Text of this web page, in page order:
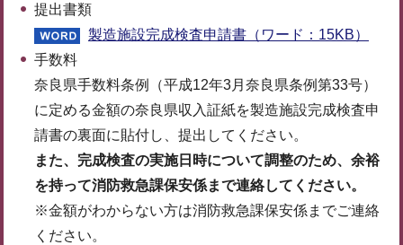
提出書類
製造施設完成検査申請書（ワード：15KB）
手数料
奈良県手数料条例（平成12年3月奈良県条例第33号）
に定める金額の奈良県収入証紙を製造施設完成検査申
請書の裏面に貼付し、提出してください。
また、完成検査の実施日時について調整のため、余裕
を持って消防救急課保安係まで連絡してください。
※金額がわからない方は消防救急課保安係までご連絡
ください。